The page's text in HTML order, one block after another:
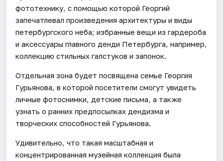
фототехнику, с помощью которой Георгий
запечатлевал произведения архитектуры и виды
петербургского неба; избранные вещи из гардероба
и аксессуары главного денди Петербурга, например,
коллекцию стильных галстуков и запонок.
Отдельная зона будет посвящена семье Георгия
Гурьянова, в которой посетители смогут увидеть
личные фотоснимки, детские письма, а также
узнать о ранних предпосылках дендизма и
творческих способностей Гурьянова.
Удивительно, что такая масштабная и
концентрированная музейная коллекция была